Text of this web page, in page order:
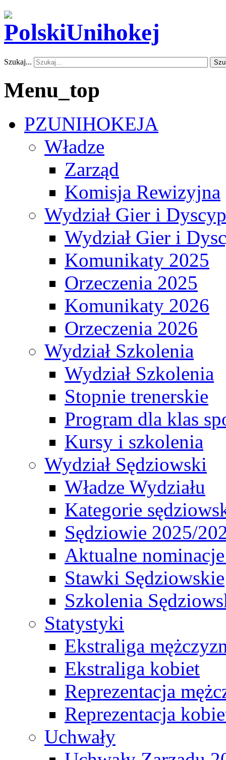
Szukaj...
Menu_top
PZUNIHOKEJA
Władze
Zarząd
Komisja Rewizyjna
Wydział Gier i
Wydział Gier i
Komunikaty 2025
Orzeczenia 2025
Komunikaty 2026
Orzeczenia 2026
Wydział Szkolenia
Wydział Szkolenia
Stopnie trenerskie
Program dla klas
Kursy i szkolenia
Wydział Sędziowski
Władze Wydziału
Kategorie
Sędziowie 2025/
Aktualne
Stawki Sędziowskie
Szkolenia
Statystyki
Ekstraliga
Ekstraliga kobiet
Reprezentacja
Reprezentacja
Uchwały